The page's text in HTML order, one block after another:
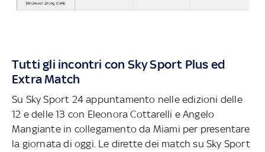
Tutti gli incontri con Sky Sport Plus ed
Extra Match
Su Sky Sport 24 appuntamento nelle edizioni delle
12 e delle 13 con Eleonora Cottarelli e Angelo
Mangiante in collegamento da Miami per presentare
la giornata di oggi. Le dirette dei match su Sky Sport